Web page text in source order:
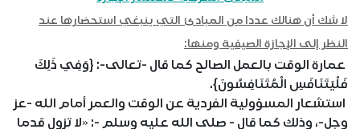
لا شك أن هنالك عددا من المبادئ التي ينبغي استحضارها عند
النظر إلى الإجازة الصيفية ومنها:
عمارة الوقت بالعمل الصالح كما قال -تعالى-: {وَفِي ذَلِكَ
فَلْيَتَنَافَسِ الْمُتَنَافِسُونَ}.
استشعار المسؤولية الفردية عن الوقت والعمر أمام الله -عز
وجل-، وذلك كما قال - صلى الله عليه وسلم -: «لا تزول قدما